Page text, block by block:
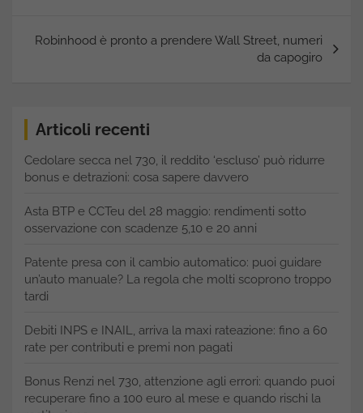
Robinhood è pronto a prendere Wall Street, numeri
da capogiro
Articoli recenti
Cedolare secca nel 730, il reddito ‘escluso’ può ridurre
bonus e detrazioni: cosa sapere davvero
Asta BTP e CCTeu del 28 maggio: rendimenti sotto
osservazione con scadenze 5,10 e 20 anni
Patente presa con il cambio automatico: puoi guidare
un’auto manuale? La regola che molti scoprono troppo
tardi
Debiti INPS e INAIL, arriva la maxi rateazione: fino a 60
rate per contributi e premi non pagati
Bonus Renzi nel 730, attenzione agli errori: quando puoi
recuperare fino a 100 euro al mese e quando rischi la